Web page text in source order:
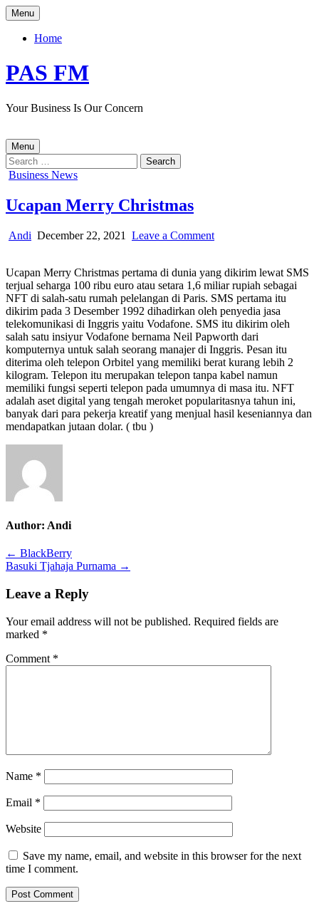
Skip
to
content
Menu
Home
PAS FM
Your Business Is Our Concern
Menu
Search
for:
Posted
Business News
Ucapan Merry Christmas
Author:
Andi Published
December 22, 2021 Leave a Commenton
Christmas
Ucapan Merry Christmas pertama di dunia yang dikirim lewat SMS
terjual seharga 100 ribu euro atau setara 1,6 miliar rupiah sebagai
NFT di salah-satu rumah pelelangan di Paris. SMS pertama itu
dikirim pada 3 Desember 1992 dihadirkan oleh penyedia jasa
telekomunikasi di Inggris yaitu Vodafone. SMS itu dikirim oleh
salah satu insiyur Vodafone bernama Neil Papworth dari
komputernya untuk salah seorang manajer di Inggris. Pesan itu
diterima oleh telepon Orbitel yang memiliki berat kurang lebih 2
kilogram. Telepon itu merupakan telepon tanpa kabel namun
memiliki fungsi seperti telepon pada umumnya di masa itu. NFT
adalah aset digital yang tengah meroket popularitasnya tahun ini,
banyak dari para pekerja kreatif yang menjual hasil keseniannya dan
mendapatkan jutaan dolar. ( tbu )
Author: Andi
Post
navigation
← BlackBerry
Basuki Tjahaja Purnama →
Leave a Reply
Your email address will not be published. Required fields are
marked *
Comment *
Name *
Email *
Website
Save my name, email, and website in this browser for the next
time I comment.